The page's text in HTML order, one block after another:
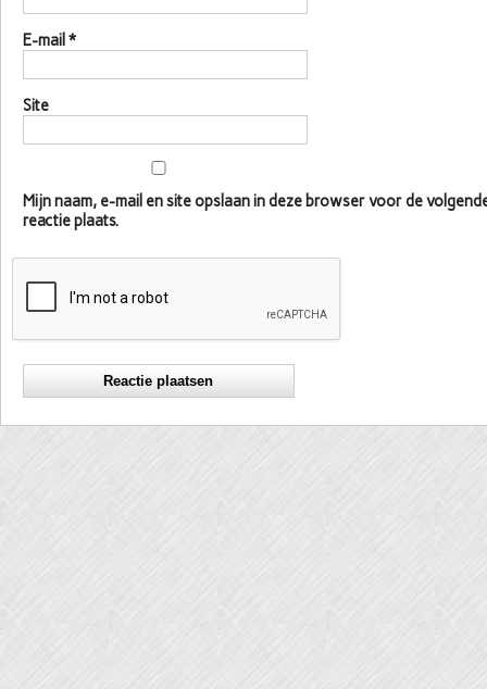
E-mail *
Site
Mijn naam, e-mail en site opslaan in deze browser voor de
reactie plaats.